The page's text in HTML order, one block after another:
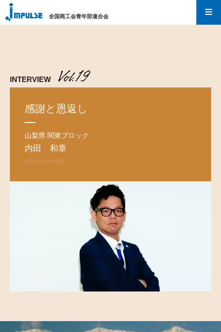
I
l
s
e
全国商工会青年部連合会
INTERVIEW
感謝と恩返し
山梨県 関東ブロック
内田 和章
Kazuki Uchida